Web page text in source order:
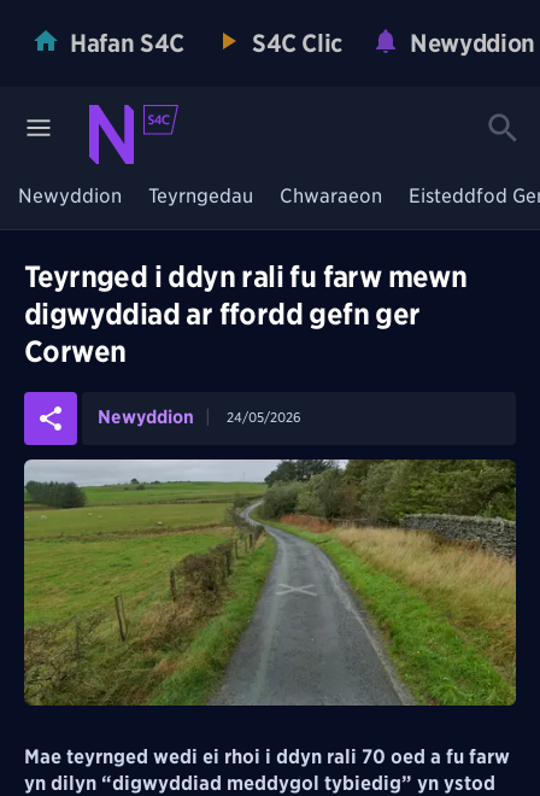
Hafan S4C S4C Clic Newyddion
Newyddion Teyrngedau Chwaraeon Eisteddfod
Teyrnged i ddyn rali fu farw mewn
digwyddiad ar ffordd gefn ger
Corwen
Newyddion 24/05/2026
Mae teyrnged wedi ei rhoi i ddyn rali 70 oed a fu farw
yn dilyn “digwyddiad meddygol tybiedig” yn ystod